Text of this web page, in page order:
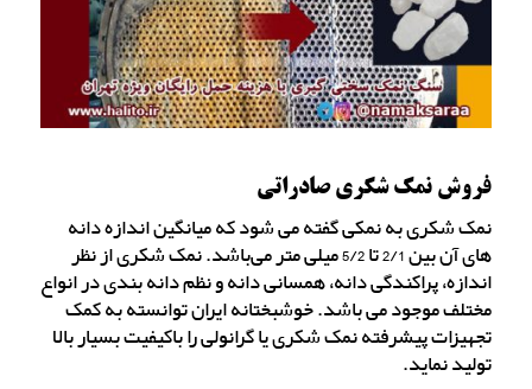
فروش نمک شکری صادراتی
نمک شکری به نمکی گفته می شود که میانگین اندازه دانه
های آن بین 2/1 تا 5/2 میلی متر می‌باشد. نمک شکری از نظر
اندازه، پراکندگی دانه، همسانی دانه و نظم دانه بندی در انواع
مختلف موجود می باشد. خوشبختانه ایران توانسته به کمک
تجهیزات پیشرفته نمک شکری یا گرانولی را باکیفیت بسیار بالا
تولید نماید.